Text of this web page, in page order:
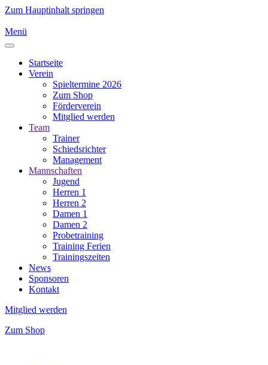
Zum Hauptinhalt springen
Menü
Startseite
Verein
Spieltermine 2026
Zum Shop
Förderverein
Mitglied werden
Team
Trainer
Schiedsrichter
Management
Mannschaften
Jugend
Herren 1
Herren 2
Damen 1
Damen 2
Probetraining
Training Ferien
Trainingszeiten
News
Sponsoren
Kontakt
Mitglied werden
Zum Shop